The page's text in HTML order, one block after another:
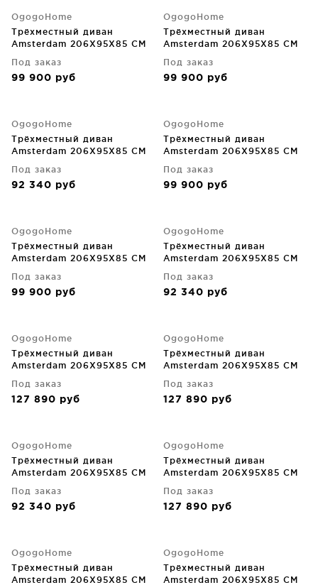
OgogoHome
Трёхместный диван
Amsterdam 206X95X85 CM
Под заказ
99 900 руб
OgogoHome
Трёхместный диван
Amsterdam 206X95X85 CM
Под заказ
99 900 руб
OgogoHome
Трёхместный диван
Amsterdam 206X95X85 CM
Под заказ
92 340 руб
OgogoHome
Трёхместный диван
Amsterdam 206X95X85 CM
Под заказ
99 900 руб
OgogoHome
Трёхместный диван
Amsterdam 206X95X85 CM
Под заказ
99 900 руб
OgogoHome
Трёхместный диван
Amsterdam 206X95X85 CM
Под заказ
92 340 руб
OgogoHome
Трёхместный диван
Amsterdam 206X95X85 CM
Под заказ
127 890 руб
OgogoHome
Трёхместный диван
Amsterdam 206X95X85 CM
Под заказ
127 890 руб
OgogoHome
Трёхместный диван
Amsterdam 206X95X85 CM
Под заказ
92 340 руб
OgogoHome
Трёхместный диван
Amsterdam 206X95X85 CM
Под заказ
127 890 руб
OgogoHome
Трёхместный диван
Amsterdam 206X95X85 CM
OgogoHome
Трёхместный диван
Amsterdam 206X95X85 CM